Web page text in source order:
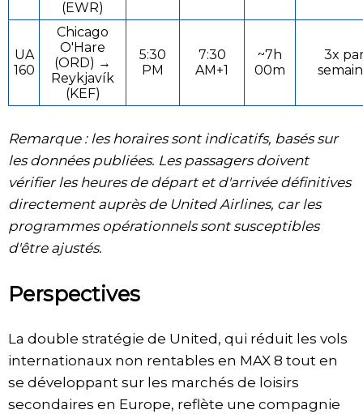
(EWR)
UA
160
Chicago
O'Hare
(ORD) →
Reykjavík
(KEF)
5:30
PM
7:30
AM+1
~7h
00m
3x
Remarque : les horaires sont indicatifs, basés sur
les données publiées. Les passagers doivent
vérifier les heures de départ et d'arrivée définitives
directement auprès de United Airlines, car les
programmes opérationnels sont susceptibles
d'être ajustés.
Perspectives
La double stratégie de United, qui réduit les vols
internationaux non rentables en MAX 8 tout en
se développant sur les marchés de loisirs
secondaires en Europe, reflète une compagnie